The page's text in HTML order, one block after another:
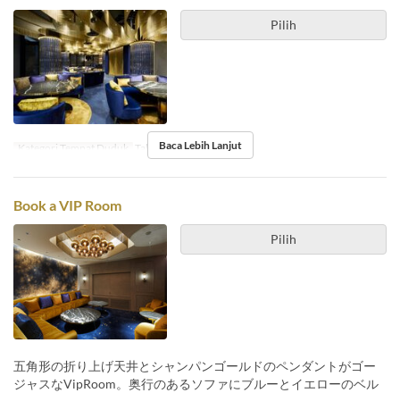
Pilih
Kategori Tempat Duduk Table Sofa seat
Baca Lebih Lanjut
Book a VIP Room
Pilih
五角形の折り上げ天井とシャンパンゴールドのペンダントがゴー
ジャスなVipRoom。奥行のあるソファにブルーとイエローのベル